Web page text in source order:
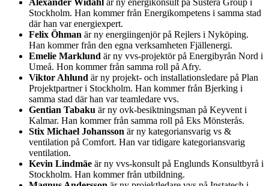
Alexander Widahl är ny energikonsult på Sustera Group i
Stockholm. Han kommer från Energikompetens i samma stad
där han var energiexpert.
Felix Öhman är ny energiingenjör på Rejlers i Nyköping.
Han kommer från den egna verksamheten Fjällenergi.
Emelie Marklund är ny vvs-projektör på Energibyrån Nord i
Umeå. Hon kommer från samma roll på Afry.
Viktor Ahlund är ny projekt- och installationsledare på Plan
Projektpartner i Stockholm. Han kommer från Bjerking i
samma stad där han var teamledare vvs.
Gentian Tabaku är ny ovk-besiktningsman på Keyvent i
Kalmar. Han kommer från samma roll på Eks Mönsterås.
Stix Michael Johansson är ny kategoriansvarig vs &
ventilation på Comfort. Han var tidigare kategoriansvarig
ventilation.
Kevin Lindmäe är ny vvs-konsult på Englunds Konsultbyrå i
Stockholm. Han kommer från utbildning.